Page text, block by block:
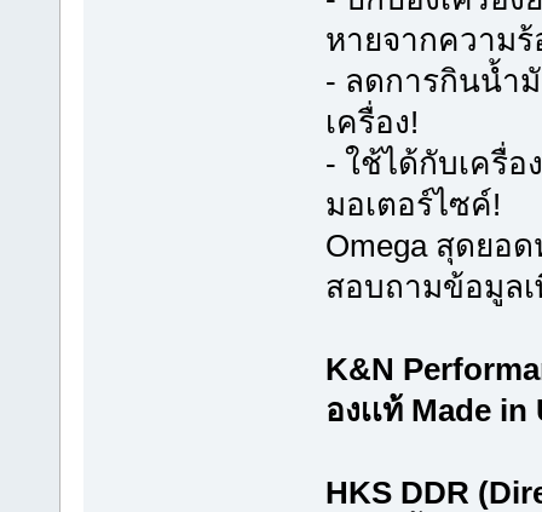
หายจากความ
- ลดการกินน้ำ
เครื่อง!
- ใช้ได้กับเครื่
มอเตอร์ไซค์!
Omega สุดยอ
สอบถามข้อมูล
K&N
องเเท้ Made
HKS DDR